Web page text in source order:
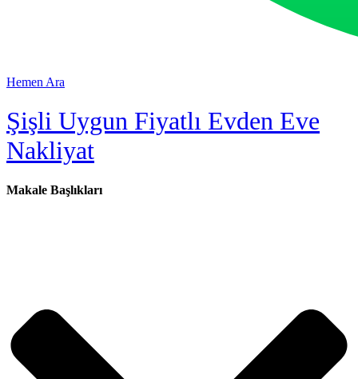
Hemen Ara
Şişli Uygun Fiyatlı Evden Eve
Nakliyat
Makale Başlıkları